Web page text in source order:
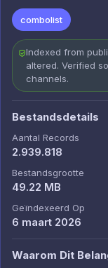
combolist
Indexed from
altered. Verified
channels.
Bestandsdetails
Aantal Records
2.939.818
Bestandsgrootte
49.22 MB
Geïndexeerd Op
6 maart 2026
Waarom Dit